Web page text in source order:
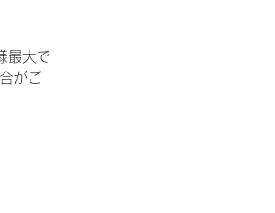
最大で
がご